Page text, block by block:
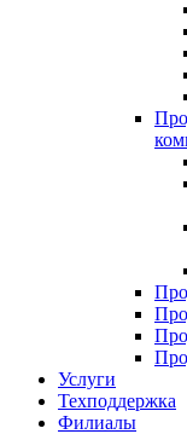
Услуги
Техподдержка
Филиалы